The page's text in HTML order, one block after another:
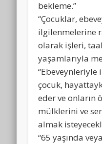
bekleme.”
“Çocuklar,
ilgilenmelerine
olarak işleri,
yaşamlarıyla
çocuk,
eder ve onların
mülklerini ve
almak
“65 yaşında